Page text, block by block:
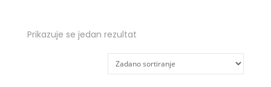
Prikazuje se jedan rezultat